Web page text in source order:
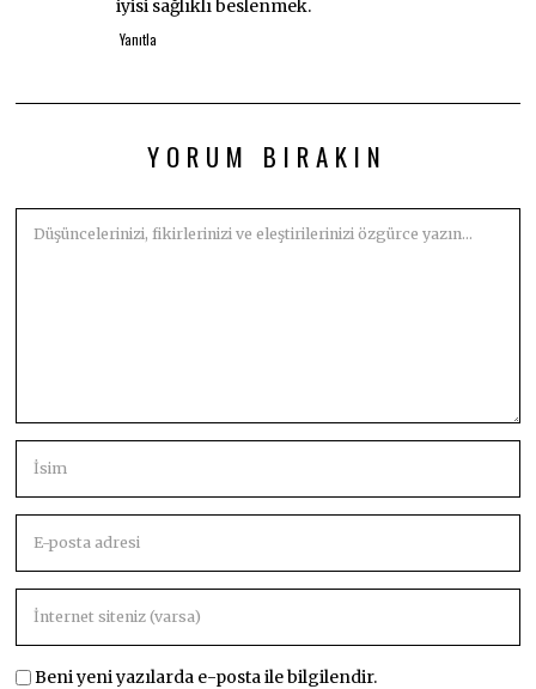
iyisi sağlıklı beslenmek.
Yanıtla
YORUM BIRAKIN
Beni yeni yazılarda e-posta ile bilgilendir.